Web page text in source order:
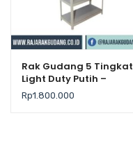
Rak Gudang 5 Tingkat
Light Duty Putih –
Krisbow
Rp1.800.000